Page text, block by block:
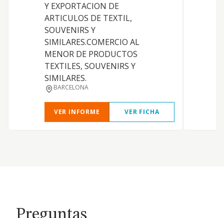
Y EXPORTACION DE
ARTICULOS DE TEXTIL,
SOUVENIRS Y
SIMILARES.COMERCIO AL
MENOR DE PRODUCTOS
TEXTILES, SOUVENIRS Y
SIMILARES.
BARCELONA
VER INFORME VER FICHA